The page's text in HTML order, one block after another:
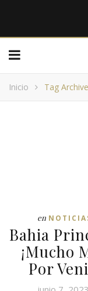
Inicio Tag
en
Bahia
¡Mucho
Por